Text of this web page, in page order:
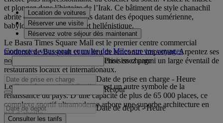
et plongez dans l’histoire de l’Irak. Ce bâtiment de style chanachil
abrite de nombreux artefacts datant des époques sumérienne,
babylonienne, assyrienne et hellénistique.
Le Basra Times Square Mall est le premier centre commercial
moderne de Bassorah et un lieu de rencontre important. Arpentez ses
nombreux magasins attractifs et choisissez parmi un large éventail de
restaurants locaux et internationaux.
Le Basra International Stadium est un autre symbole de la
renaissance du pays. D’une capacité de plus de 65 000 places, ce
complexe sportif ultramoderne arbore une superbe architecture en
nid d’abeille.
Location de voitures
Réserver une visite
Réservez votre séjour dès maintenant
Connectez-vous pour cumuler des Miles sur vos voyages
Prise en charge
Date de prise en charge - Heure
Retour
Date de dépôt - Heure
Consulter les tarifs